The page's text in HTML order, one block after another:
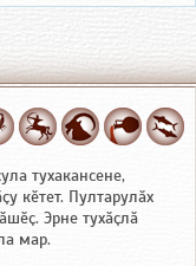
тухакансене,
кӗтет. Пултарулӑх
Эрне тухӑҫлӑ
мар.